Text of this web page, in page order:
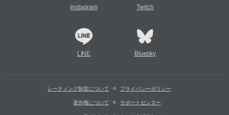
Instagram Twitch
LINE Bluesky
レーティング制度について プライバシーポリシー
著作権について サポートセンター